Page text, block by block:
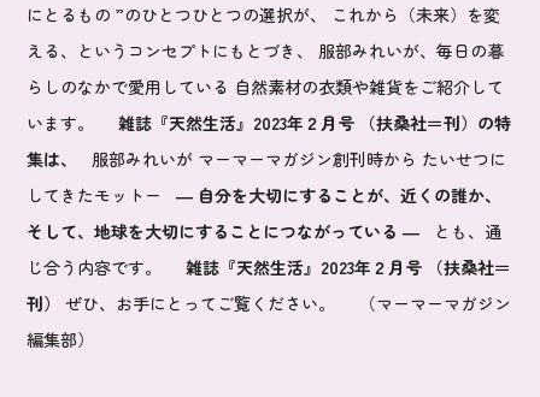
にとるもの ”のひとつひとつの選択が、 これから（未来）を変
える、というコンセプトにもとづき、 服部みれいが、毎日の暮
らしのなかで愛用している 自然素材の衣類や雑貨をご紹介して
います。雑誌『天然生活』2023年２月号 （扶桑社＝刊） の特
集は、
服部みれいが マーマーマガジン創刊時から たいせつに
してきたモットー― 自分を大切にすることが、近くの誰か、
そして、地球を大切にすることにつながっている ― とも、通
じ合う内容です。雑誌『天然生活』2023年２月号 （扶桑社＝
刊）
ぜひ、お手にとってご覧ください。 （マーマーマガジン
編集部）